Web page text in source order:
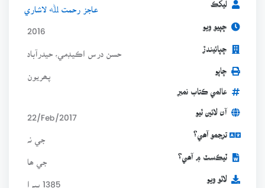
ليکڪ عاجز رحمت ﷲ لاشاري
ڇپيو ويو 2016
ڇپائيندڙ حسن درس اڪيڊمي، حيدرآباد
ڇاپو
عالمي ڪتاب نمبر
آن لائين ٿيو 22/Feb/2017
ترجمو آھي؟
ٽيڪسٽ ۾ آھي؟ جي ھا
لاٿو ويو 1385 ڀيرا